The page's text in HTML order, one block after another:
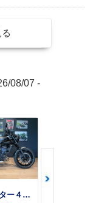
08/07 -
エリミネーター４００ＳＥ
カワサキ